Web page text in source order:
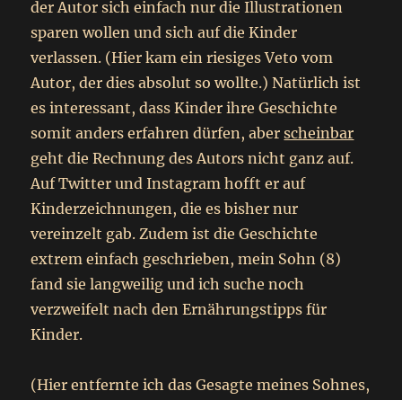
der Autor sich einfach nur die Illustrationen
sparen wollen und sich auf die Kinder
verlassen. (Hier kam ein riesiges Veto vom
Autor, der dies absolut so wollte.) Natürlich ist
es interessant, dass Kinder ihre Geschichte
somit anders erfahren dürfen, aberscheinbar
geht die Rechnung des Autors nicht ganz auf.
Auf Twitter und Instagram hofft er auf
Kinderzeichnungen, die es bisher nur
vereinzelt gab. Zudem ist die Geschichte
extrem einfach geschrieben, mein Sohn (8)
fand sie langweilig und ich suche noch
verzweifelt nach den Ernährungstipps für
Kinder.
(Hier entfernte ich das Gesagte meines Sohnes,